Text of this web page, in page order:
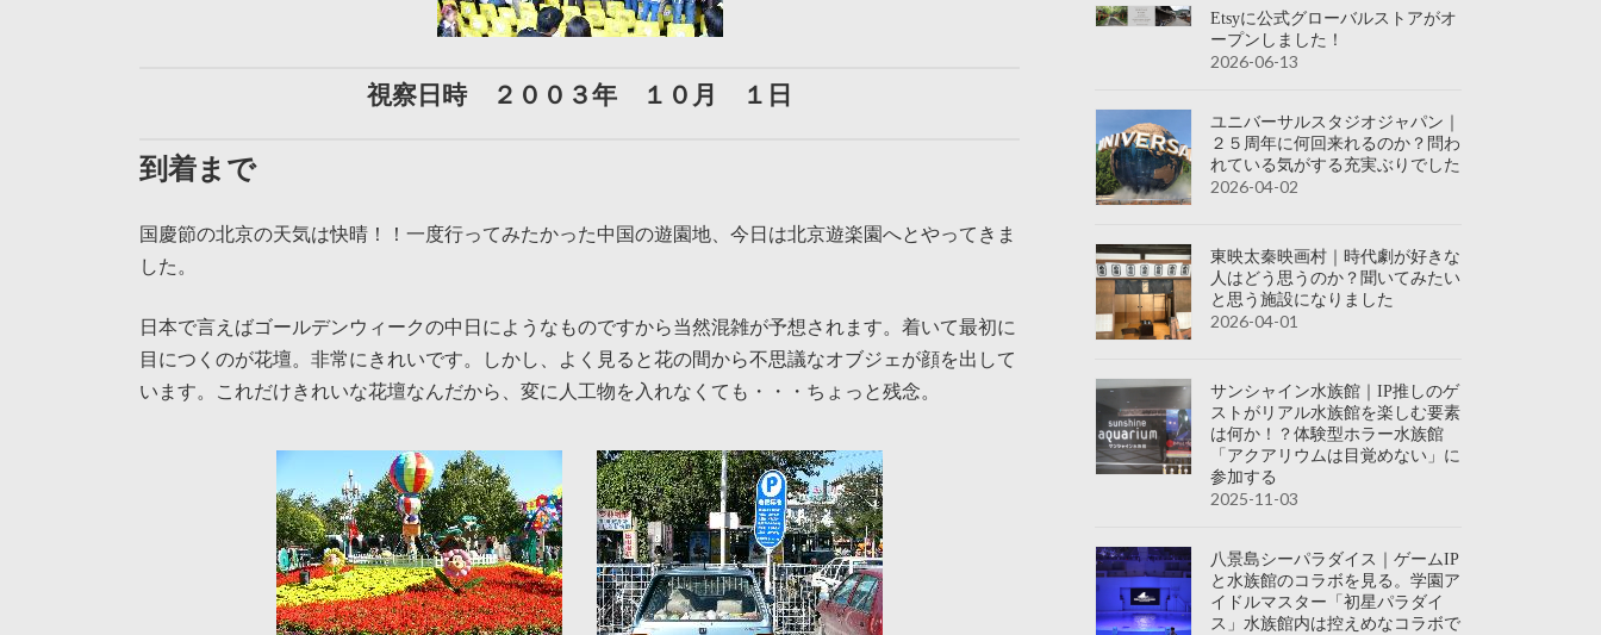
視察日時 ２００３年 １０月 １日
到着まで
国慶節の北京の天気は快晴！！一度行ってみたかった中国の遊園地、今日は北京遊楽園へとやってきま
した。
日本で言えばゴールデンウィークの中日にようなものですから当然混雑が予想されます。着いて最初に
目につくのが花壇。非常にきれいです。しかし、よく見ると花の間から不思議なオブジェが顔を出して
います。これだけきれいな花壇なんだから、変に人工物を入れなくても・・・ちょっと残念。
Etsyに公式グローバルストアがオ
ープンしました！
2026-06-13
ユニバーサルスタジオジャパン｜
２５周年に何回来れるのか？問わ
れている気がする充実ぶりでした
2026-04-02
東映太秦映画村｜時代劇が好きな
人はどう思うのか？聞いてみたい
と思う施設になりました
2026-04-01
サンシャイン水族館｜IP推しのゲ
ストがリアル水族館を楽しむ要素
は何か！？体験型ホラー水族館
「アクアリウムは目覚めない」に
参加する
2025-11-03
八景島シーパラダイス｜ゲームIP
と水族館のコラボを見る。学園ア
イドルマスター「初星パラダイ
ス」水族館内は控えめなコラボで